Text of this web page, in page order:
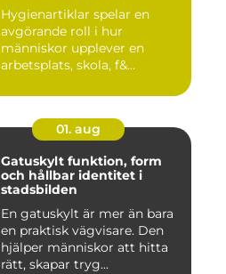
Hygienartiklar spelar en
avgörande roll i hur
människor upplever en
arbetsplats, skola, f&...
01. aug
Gatuskylt funktion, form
och hållbar identitet i
stadsbilden
En gatuskylt är mer än bara
en praktisk vägvisare. Den
hjälper människor att hitta
rätt, skapar tryg...